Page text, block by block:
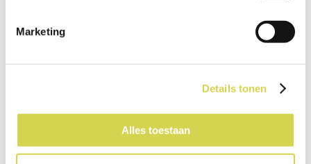
Marketing
Details tonen
Alles toestaan
€ 3,50